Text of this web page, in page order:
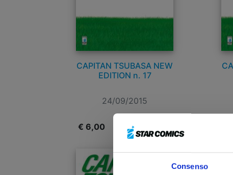
Consenso
CAPITAN TSUBASA NEW
EDITION n. 17
24/09/2015
€ 6,00